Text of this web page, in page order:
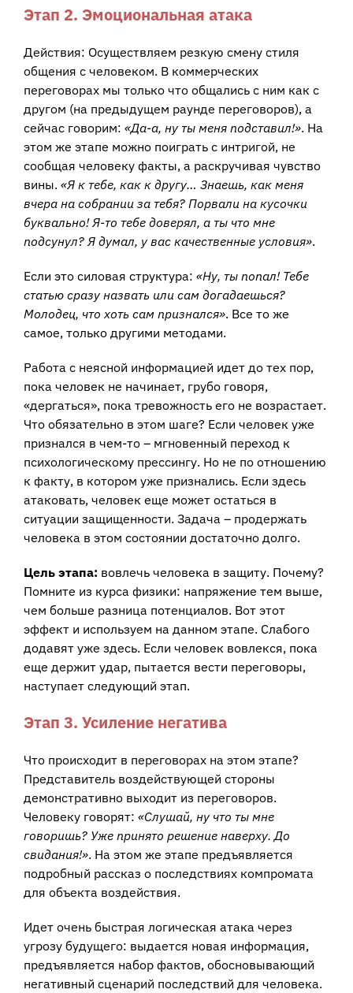
Этап 2. Эмоциональная атака
Действия: Осуществляем резкую смену стиля
общения с человеком. В коммерческих
переговорах мы только что общались с ним как с
другом (на предыдущем раунде переговоров), а
сейчас говорим: «Да-а, ну ты меня подставил!». На
этом же этапе можно поиграть с интригой, не
сообщая человеку факты, а раскручивая чувство
вины. «Я к тебе, как к другу… Знаешь, как меня
вчера на собрании за тебя? Порвали на кусочки
буквально! Я-то тебе доверял, а ты что мне
подсунул? Я думал, у вас качественные условия».
Если это силовая структура: «Ну, ты попал! Тебе
статью сразу назвать или сам догадаешься?
Молодец, что хоть сам признался». Все то же
самое, только другими методами.
Работа с неясной информацией идет до тех пор,
пока человек не начинает, грубо говоря,
«дергаться», пока тревожность его не возрастает.
Что обязательно в этом шаге? Если человек уже
признался в чем-то – мгновенный переход к
психологическому прессингу. Но не по отношению
к факту, в котором уже признались. Если здесь
атаковать, человек еще может остаться в
ситуации защищенности. Задача – продержать
человека в этом состоянии достаточно долго.
Цель этапа: вовлечь человека в защиту. Почему?
Помните из курса физики: напряжение тем выше,
чем больше разница потенциалов. Вот этот
эффект и используем на данном этапе. Слабого
додавят уже здесь. Если человек вовлекся, пока
еще держит удар, пытается вести переговоры,
наступает следующий этап.
Этап 3. Усиление негатива
Что происходит в переговорах на этом этапе?
Представитель воздействующей стороны
демонстративно выходит из переговоров.
Человеку говорят: «Слушай, ну что ты мне
говоришь? Уже принято решение наверху. До
свидания!». На этом же этапе предъявляется
подробный рассказ о последствиях компромата
для объекта воздействия.
Идет очень быстрая логическая атака через
угрозу будущего: выдается новая информация,
предъявляется набор фактов, обосновывающий
негативный сценарий последствий для человека.